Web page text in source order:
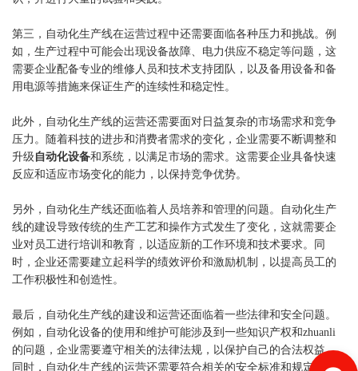
第三，自动化生产线在运营过程中还需要面临各种压力和挑战。例
如，生产过程中可能会出现设备故障、电力供应不稳定等问题，这
需要企业配备专业的维修人员和技术支持团队，以及备用设备和备
用电源等措施来保证生产的连续性和稳定性。
此外，自动化生产线的运营还需要面对日益复杂的市场需求和竞争
压力。随着科技的进步和消费者需求的变化，企业需要不断调整和
升级 自动化设备和系统，以满足市场的需求。这需要企业具备快速
反应和适应市场变化的能力，以保持竞争优势。
另外，自动化生产线还面临着人员培养和管理的问题。自动化生产
线的建设导致传统的生产工艺和操作方式发生了变化，这就需要企
业对员工进行培训和教育，以适应新的工作环境和技术要求。同
时，企业还需要建立起科学的绩效评价和激励机制，以提高员工的
工作积极性和创造性。
最后，自动化生产线的建设和运营还面临着一些法律和安全问题。
例如，自动化设备的使用和维护可能涉及到一些知识产权和zhuanli
的问题，企业需要遵守相关的法律法规，以保护自己的合法权益。
同时，自动化生产线的运营还需要符合相关的安全标准和规定，确